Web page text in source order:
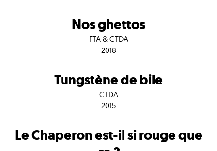
Nos ghettos
FTA & CTDA
2018
Tungstène de bile
CTDA
2015
Le Chaperon est-il si rouge que